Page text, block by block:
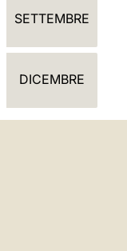
SETTEMBRE
DICEMBRE